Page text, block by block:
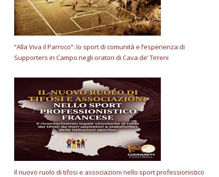
“Alla Viva il Parroco”: lo sport di comunità e l’esperienza di
Supporters in Campo negli oratori di Cava de’ Tirreni
Il nuovo ruolo di tifosi e associazioni nello sport professionistico